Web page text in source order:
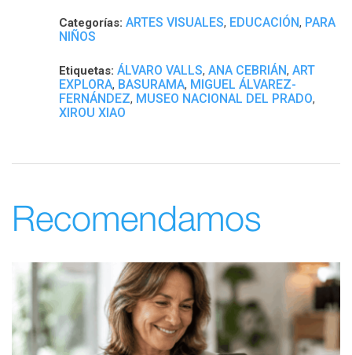
Categorías: ARTES VISUALES, EDUCACIÓN, PARA
NIÑOS
Etiquetas: ÁLVARO VALLS, ANA CEBRIÁN, ART
EXPLORA, BASURAMA, MIGUEL ÁLVAREZ-
FERNÁNDEZ, MUSEO NACIONAL DEL PRADO,
XIROU XIAO
Recomendamos